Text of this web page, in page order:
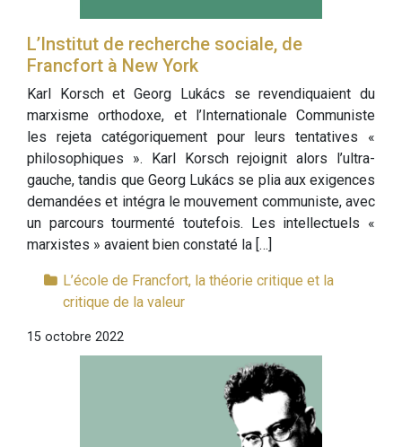
L’Institut de recherche sociale, de
Francfort à New York
Karl Korsch et Georg Lukács se revendiquaient du
marxisme orthodoxe, et l’Internationale Communiste
les rejeta catégoriquement pour leurs tentatives «
philosophiques ». Karl Korsch rejoignit alors l’ultra-
gauche, tandis que Georg Lukács se plia aux exigences
demandées et intégra le mouvement communiste, avec
un parcours tourmenté toutefois. Les intellectuels «
marxistes » avaient bien constaté la […]
L’école de Francfort, la théorie critique et la
critique de la valeur
15 octobre 2022